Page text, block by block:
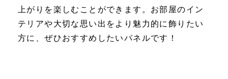
上がりを楽しむことができます。お部屋のイン
テリアや大切な思い出をより魅力的に飾りたい
方に、ぜひおすすめしたいパネルです！